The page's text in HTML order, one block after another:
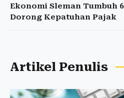
Ekonomi Sleman Tumbuh
Dorong Kepatuhan Pajak
Artikel Penulis